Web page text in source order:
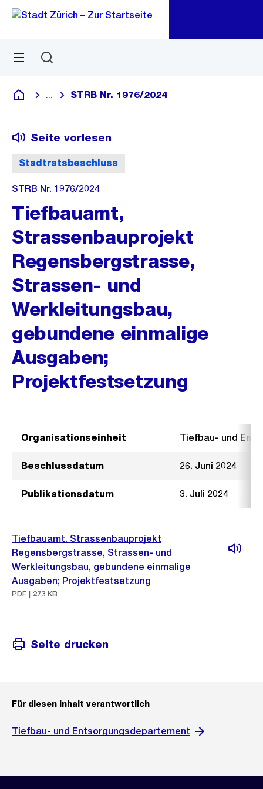
Navigation
Sprunglink
Menü
Deutsch
Blende alle Breadcrumbs ein
STRB Nr. 1976/2024
Stadtratsbeschluss
Seite vorlesen
STRB Nr. 1976/2024
Tiefbauamt,
Strassenbauprojekt
Regensbergstrasse,
Strassen- und
Werkleitungsbau,
gebundene einmalige
Ausgaben;
Projektfestsetzung
Organisationseinheit Tiefbau- und
Beschlussdatum 26. Juni 2024
Publikationsdatum 3. Juli 2024
Tiefbauamt, Strassenbauprojekt
Regensbergstrasse, Strassen- und
Werkleitungsbau, gebundene einmalige
Ausgaben; Projektfestsetzung
PDF | 273 KB
Seite drucken
Für diesen Inhalt verantwortlich
Tiefbau- und Entsorgungsdepartement